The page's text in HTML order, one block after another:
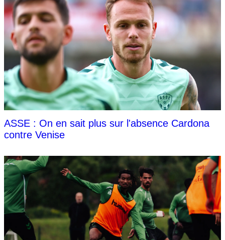
ASSE : On en sait plus sur l'absence Cardona
contre Venise